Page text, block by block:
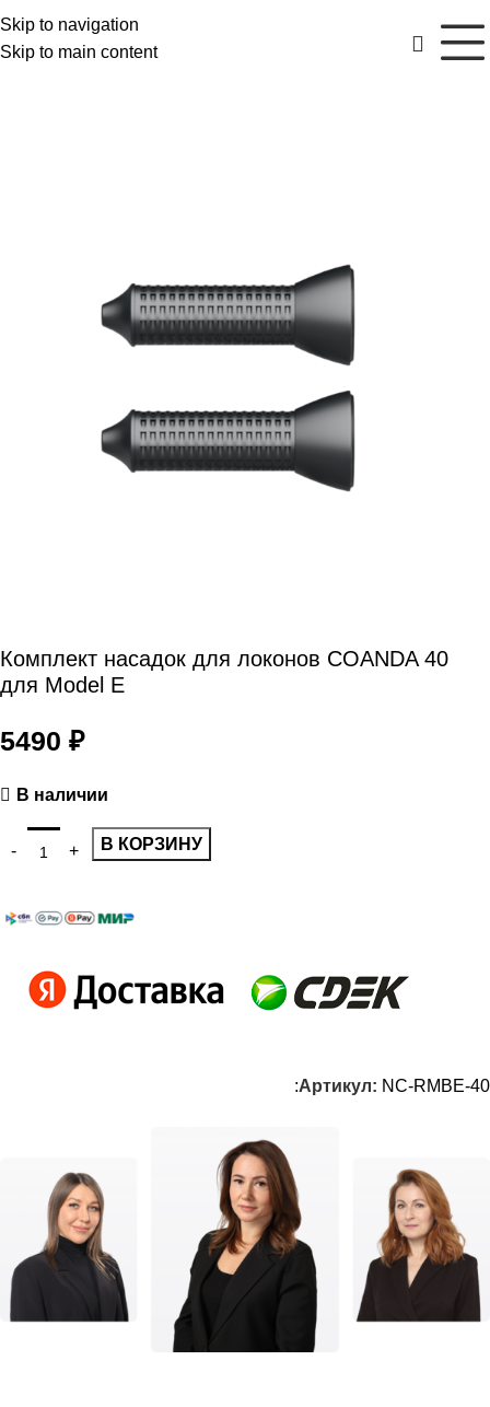
Skip to navigation
Skip to main content
Комплект насадок для локонов COANDA 40
для Model E
5490 ₽
В наличии
В КОРЗИНУ
:Артикул: NC-RMBE-40